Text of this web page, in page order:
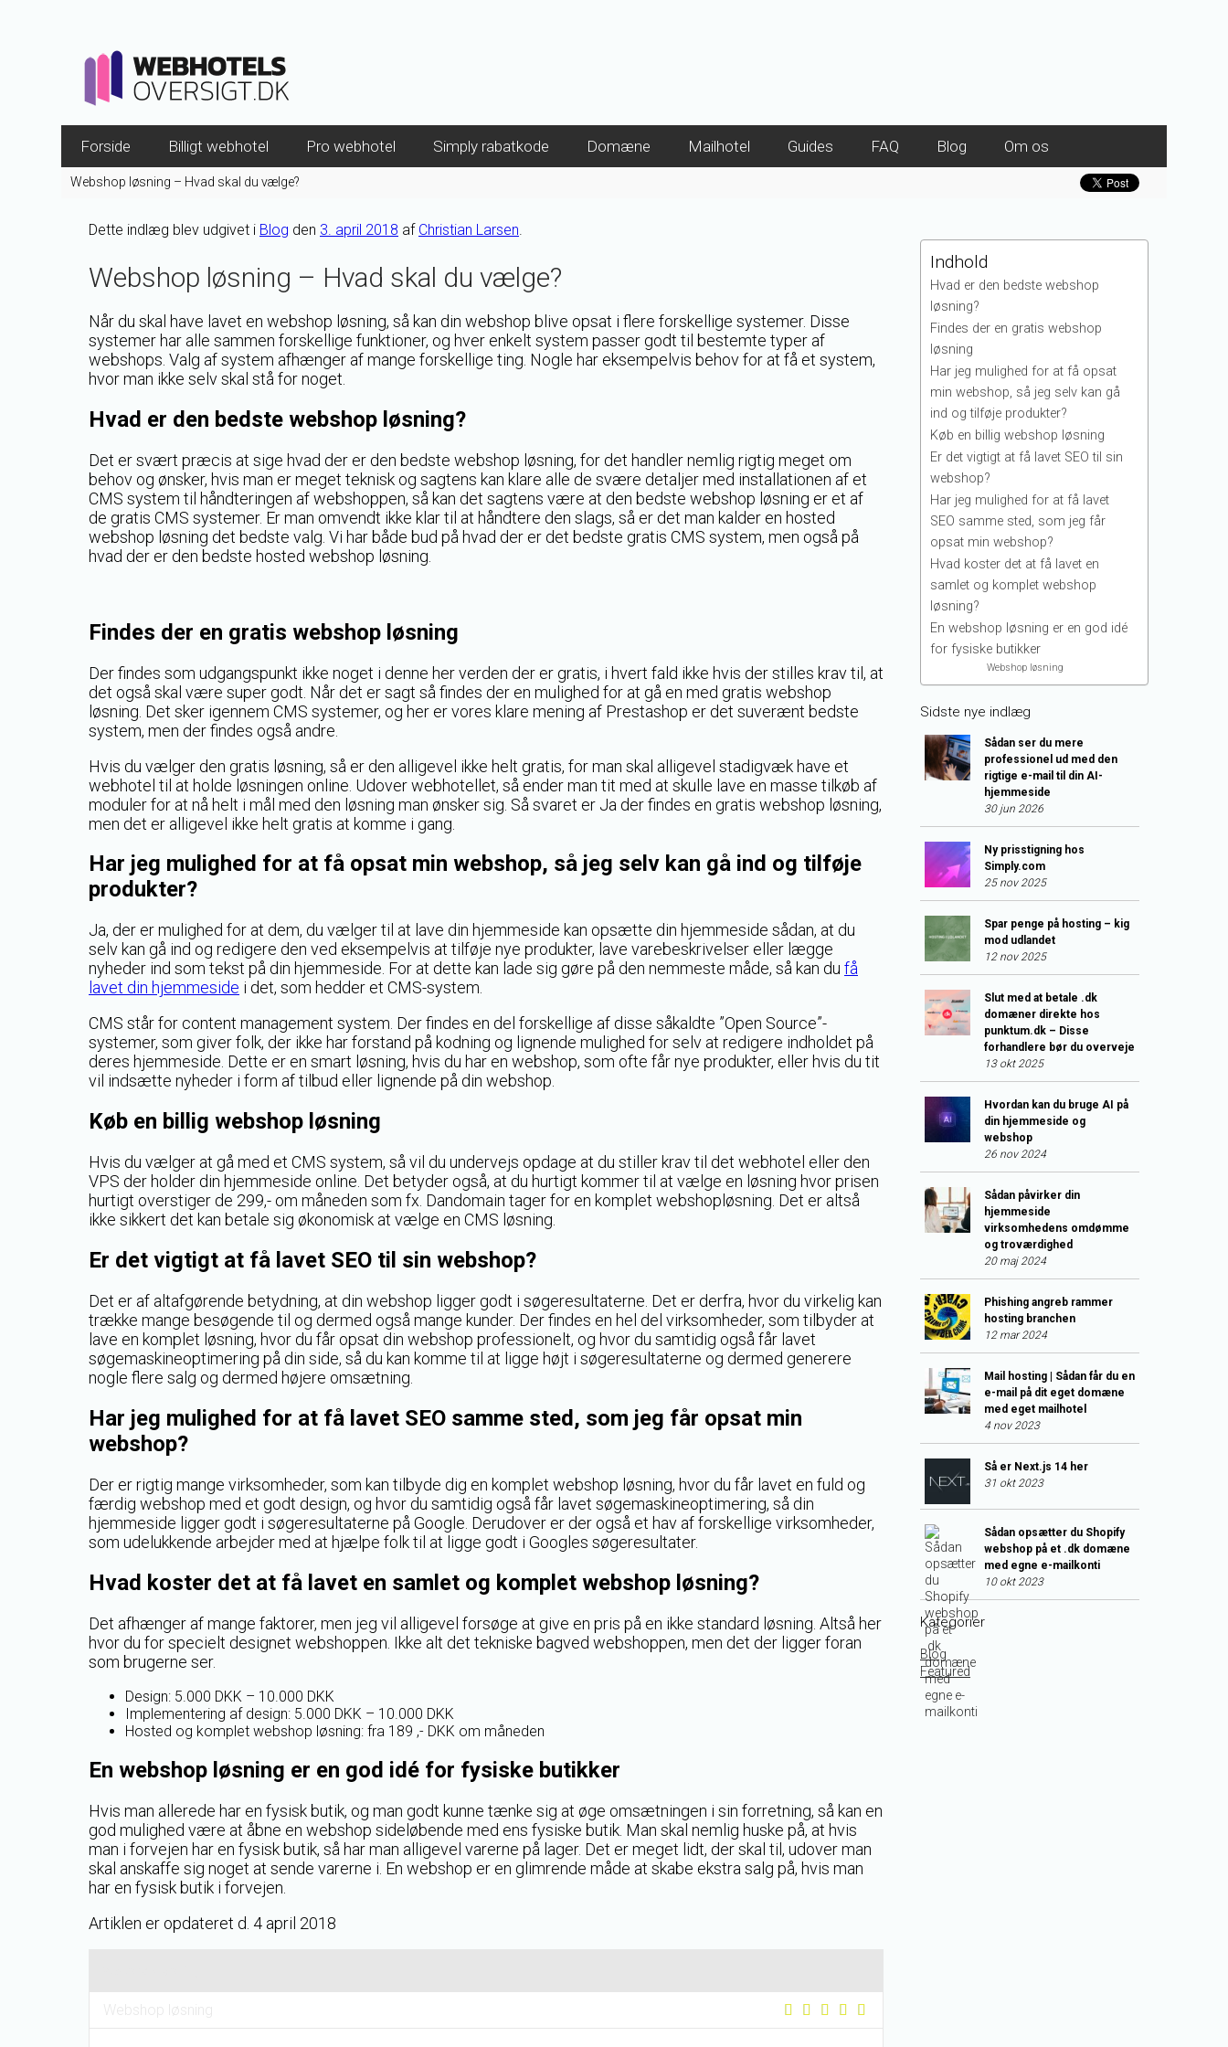
Forside Billigt webhotel Pro webhotel Simply rabatkode Domæne Mailhotel Guides FAQ Blog Om os
Webshop løsning – Hvad skal du vælge?
Dette indlæg blev udgivet i Blog den 3. april 2018 af Christian Larsen.
Webshop løsning – Hvad skal du vælge?
Når du skal have lavet en webshop løsning, så kan din webshop blive opsat i flere forskellige systemer. Disse
systemer har alle sammen forskellige funktioner, og hver enkelt system passer godt til bestemte typer af
webshops. Valg af system afhænger af mange forskellige ting. Nogle har eksempelvis behov for at få et system,
hvor man ikke selv skal stå for noget.
Hvad er den bedste webshop løsning?
Det er svært præcis at sige hvad der er den bedste webshop løsning, for det handler nemlig rigtig meget om
behov og ønsker, hvis man er meget teknisk og sagtens kan klare alle de svære detaljer med installationen af et
CMS system til håndteringen af webshoppen, så kan det sagtens være at den bedste webshop løsning er et af
de gratis CMS systemer. Er man omvendt ikke klar til at håndtere den slags, så er det man kalder en hosted
webshop løsning det bedste valg. Vi har både bud på hvad der er det bedste gratis CMS system, men også på
hvad der er den bedste hosted webshop løsning.
Findes der en gratis webshop løsning
Der findes som udgangspunkt ikke noget i denne her verden der er gratis, i hvert fald ikke hvis der stilles krav til, at
det også skal være super godt. Når det er sagt så findes der en mulighed for at gå en med gratis webshop
løsning. Det sker igennem CMS systemer, og her er vores klare mening af Prestashop er det suverænt bedste
system, men der findes også andre.
Hvis du vælger den gratis løsning, så er den alligevel ikke helt gratis, for man skal alligevel stadigvæk have et
webhotel til at holde løsningen online. Udover webhotellet, så ender man tit med at skulle lave en masse tilkøb af
moduler for at nå helt i mål med den løsning man ønsker sig. Så svaret er Ja der findes en gratis webshop løsning,
men det er alligevel ikke helt gratis at komme i gang.
Har jeg mulighed for at få opsat min webshop, så jeg selv kan gå ind og tilføje
produkter?
Ja, der er mulighed for at dem, du vælger til at lave din hjemmeside kan opsætte din hjemmeside sådan, at du
selv kan gå ind og redigere den ved eksempelvis at tilføje nye produkter, lave varebeskrivelser eller lægge
nyheder ind som tekst på din hjemmeside. For at dette kan lade sig gøre på den nemmeste måde, så kan du få
lavet din hjemmeside i det, som hedder et CMS-system.
CMS står for content management system. Der findes en del forskellige af disse såkaldte ”Open Source”-
systemer, som giver folk, der ikke har forstand på kodning og lignende mulighed for selv at redigere indholdet på
deres hjemmeside. Dette er en smart løsning, hvis du har en webshop, som ofte får nye produkter, eller hvis du tit
vil indsætte nyheder i form af tilbud eller lignende på din webshop.
Køb en billig webshop løsning
Hvis du vælger at gå med et CMS system, så vil du undervejs opdage at du stiller krav til det webhotel eller den
VPS der holder din hjemmeside online. Det betyder også, at du hurtigt kommer til at vælge en løsning hvor prisen
hurtigt overstiger de 299,- om måneden som fx. Dandomain tager for en komplet webshopløsning. Det er altså
ikke sikkert det kan betale sig økonomisk at vælge en CMS løsning.
Er det vigtigt at få lavet SEO til sin webshop?
Det er af altafgørende betydning, at din webshop ligger godt i søgeresultaterne. Det er derfra, hvor du virkelig kan
trække mange besøgende til og dermed også mange kunder. Der findes en hel del virksomheder, som tilbyder at
lave en komplet løsning, hvor du får opsat din webshop professionelt, og hvor du samtidig også får lavet
søgemaskineoptimering på din side, så du kan komme til at ligge højt i søgeresultaterne og dermed generere
nogle flere salg og dermed højere omsætning.
Har jeg mulighed for at få lavet SEO samme sted, som jeg får opsat min
webshop?
Der er rigtig mange virksomheder, som kan tilbyde dig en komplet webshop løsning, hvor du får lavet en fuld og
færdig webshop med et godt design, og hvor du samtidig også får lavet søgemaskineoptimering, så din
hjemmeside ligger godt i søgeresultaterne på Google. Derudover er der også et hav af forskellige virksomheder,
som udelukkende arbejder med at hjælpe folk til at ligge godt i Googles søgeresultater.
Hvad koster det at få lavet en samlet og komplet webshop løsning?
Det afhænger af mange faktorer, men jeg vil alligevel forsøge at give en pris på en ikke standard løsning. Altså her
hvor du for specielt designet webshoppen. Ikke alt det tekniske bagved webshoppen, men det der ligger foran
som brugerne ser.
Design: 5.000 DKK – 10.000 DKK
Implementering af design: 5.000 DKK – 10.000 DKK
Hosted og komplet webshop løsning: fra 189 ,- DKK om måneden
En webshop løsning er en god idé for fysiske butikker
Hvis man allerede har en fysisk butik, og man godt kunne tænke sig at øge omsætningen i sin forretning, så kan en
god mulighed være at åbne en webshop sideløbende med ens fysiske butik. Man skal nemlig huske på, at hvis
man i forvejen har en fysisk butik, så har man alligevel varerne på lager. Det er meget lidt, der skal til, udover man
skal anskaffe sig noget at sende varerne i. En webshop er en glimrende måde at skabe ekstra salg på, hvis man
har en fysisk butik i forvejen.
Artiklen er opdateret d. 4 april 2018
Webshop løsning
Indhold
Hvad er den bedste webshop
løsning?
Findes der en gratis webshop
løsning
Har jeg mulighed for at få opsat
min webshop, så jeg selv kan gå
ind og tilføje produkter?
Køb en billig webshop løsning
Er det vigtigt at få lavet SEO til sin
webshop?
Har jeg mulighed for at få lavet
SEO samme sted, som jeg får
opsat min webshop?
Hvad koster det at få lavet en
samlet og komplet webshop
løsning?
En webshop løsning er en god idé
for fysiske butikker
Webshop løsning
Sidste nye indlæg
Sådan ser du mere
professionel ud med den
rigtige e-mail til din AI-
hjemmeside
30 jun 2026
Ny prisstigning hos
Simply.com
25 nov 2025
Spar penge på hosting – kig
mod udlandet
12 nov 2025
Slut med at betale .dk
domæner direkte hos
punktum.dk – Disse
forhandlere bør du overveje
13 okt 2025
Hvordan kan du bruge AI på
din hjemmeside og
webshop
26 nov 2024
Sådan påvirker din
hjemmeside
virksomhedens omdømme
og troværdighed
20 maj 2024
Phishing angreb rammer
hosting branchen
12 mar 2024
Mail hosting | Sådan får du en
e-mail på dit eget domæne
med eget mailhotel
4 nov 2023
Så er Next.js 14 her
31 okt 2023
Sådan opsætter du Shopify
webshop på et .dk domæne
med egne e-mailkonti
10 okt 2023
Kategorier
Blog
Featured